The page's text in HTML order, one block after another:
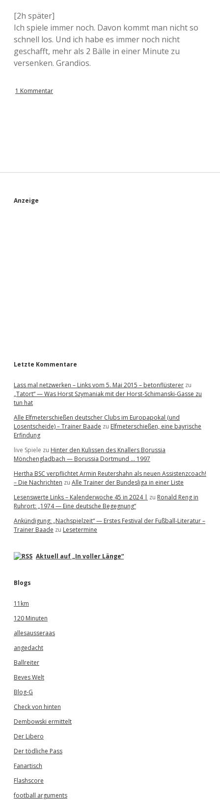
[2h später]
Ich spiele immer noch. Davon kommt man nicht so
schnell los. Und ich habe es immer noch nicht
geschafft, mehr als 2 Bälle in einer Minute zu
versenken. Grandios.
1 Kommentar
S
Anzeige
Letzte Kommentare
Lass mal netzwerken – Links vom 5. Mai 2015 – betonflüsterer zu
„Tatort“ — Was Horst Szymaniak mit der Horst-Schimanski-Gasse zu
tun hat
Alle Elfmeterschießen deutscher Clubs im Europapokal (und
Losentscheide) – Trainer Baade zu Elfmeterschießen, eine bayrische
Erfindung
live Spiele zu Hinter den Kulissen des Knallers Borussia
Mönchengladbach — Borussia Dortmund … 1997
Hertha BSC verpflichtet Armin Reutershahn als neuen Assistenzcoach!
– Die Nachrichten zu Alle Trainer der Bundesliga in einer Liste
Lesenswerte Links – Kalenderwoche 45 in 2024 | zu Ronald Reng in
Ruhrort: „1974 — Eine deutsche Begegnung“
Ankündigung: „Nachspielzeit“ — Erstes Festival der Fußball-Literatur –
Trainer Baade zu Lesetermine
Aktuell auf „In voller Länge“
Blogs
11km
120 Minuten
allesausseraas
angedacht
Ballreiter
Beves Welt
Blog-G
Check von hinten
Dembowski ermittelt
Der Libero
Der tödliche Pass
Fanartisch
Flashscore
football arguments